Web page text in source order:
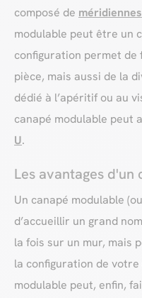
composé de méridiennes
modulable peut être un
configuration permet de
pièce, mais aussi de la
dédié à l’apéritif ou au
canapé modulable peut
U.
Les avantages
Un canapé modulable
d’accueillir un grand
la fois sur un mur, mais
la configuration de
modulable peut, enfin,